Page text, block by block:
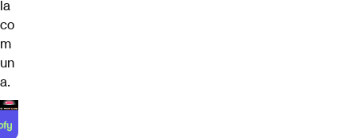
la
co
m
un
a.